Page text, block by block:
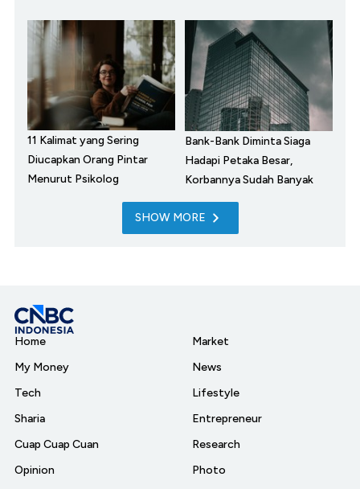
11 Kalimat yang Sering
Diucapkan Orang Pintar
Menurut Psikolog
Bank-Bank Diminta Siaga
Hadapi Petaka Besar,
Korbannya Sudah Banyak
SHOW MORE
Home
My Money
Tech
Sharia
Cuap Cuap Cuan
Opinion
Market
News
Lifestyle
Entrepreneur
Research
Photo